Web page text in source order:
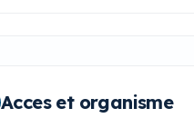
Acces et organisme